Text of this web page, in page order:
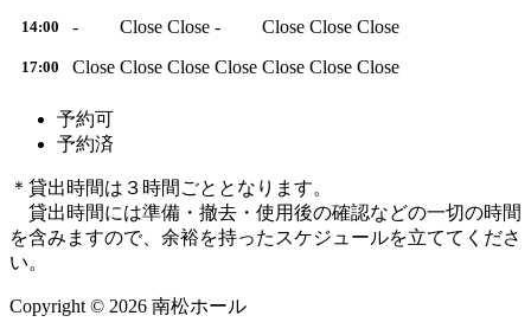
14:00 - Close Close - Close Close Close
17:00 Close Close Close Close Close Close Close
予約可
予約済
＊貸出時間は３時間ごととなります。
貸出時間には準備・撤去・使用後の確認などの一切の時間
を含みますので、余裕を持ったスケジュールを立ててくださ
い。
Copyright © 2026 南松ホール